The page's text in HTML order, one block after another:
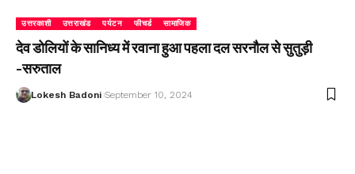
उत्तरकाशी उत्तराखंड पर्यटन फीचर्ड सामाजिक
देव डोलियों के सानिध्य में रवाना हुआ पहला दल सरनौल से सुतुड़ी
-सरुताल
Lokesh Badoni September 10, 2024